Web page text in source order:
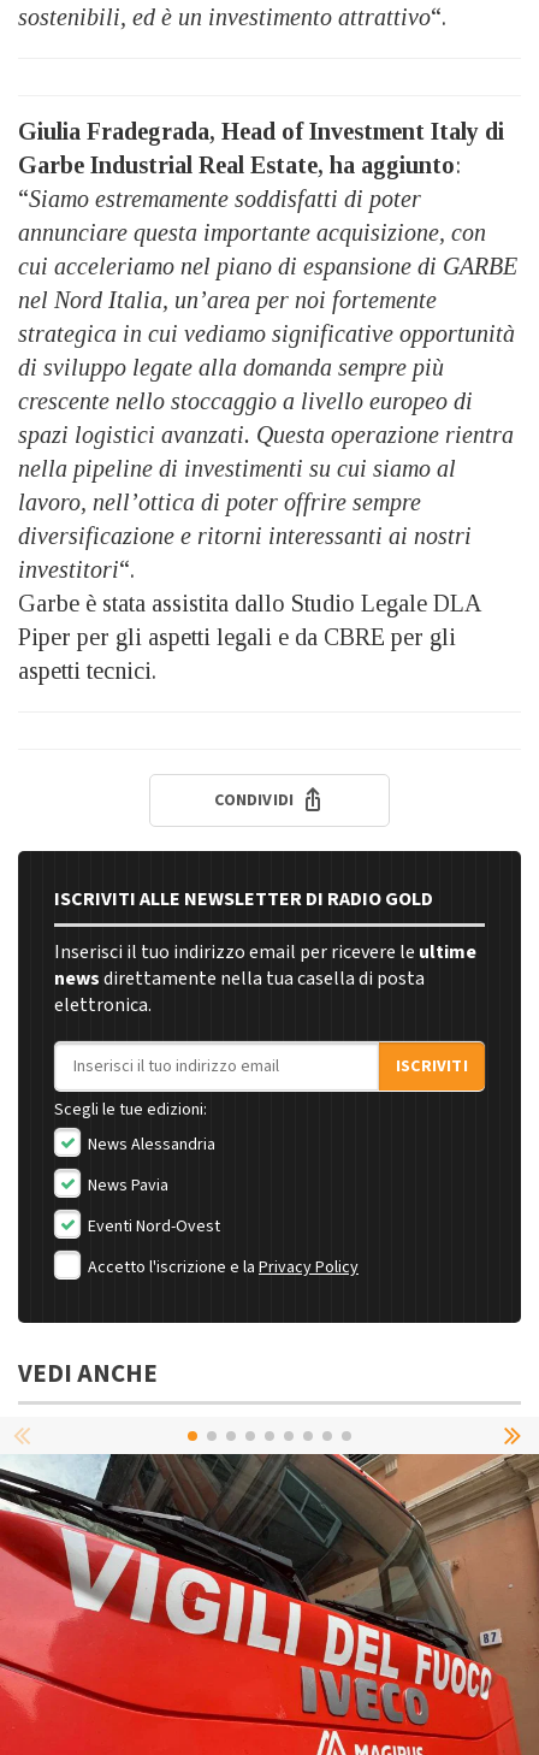
sostenibili, ed è un investimento attrattivo“.
Giulia Fradegrada, Head of Investment Italy di
Garbe Industrial Real Estate, ha aggiunto:
“Siamo estremamente soddisfatti di poter
annunciare questa importante acquisizione, con
cui acceleriamo nel piano di espansione di GARBE
nel Nord Italia, un’area per noi fortemente
strategica in cui vediamo significative opportunità
di sviluppo legate alla domanda sempre più
crescente nello stoccaggio a livello europeo di
spazi logistici avanzati. Questa operazione rientra
nella pipeline di investimenti su cui siamo al
lavoro, nell’ottica di poter offrire sempre
diversificazione e ritorni interessanti ai nostri
investitori“.
Garbe è stata assistita dallo Studio Legale DLA
Piper per gli aspetti legali e da CBRE per gli
aspetti tecnici.
CONDIVIDI
ISCRIVITI ALLE NEWSLETTER DI RADIO GOLD
Inserisci il tuo indirizzo email per ricevere le ultime
newsdirettamente nella tua casella di posta
elettronica.
Indirizzo email
ISCRIVITI
Scegli le tue edizioni:
News Alessandria
News Pavia
Eventi Nord-Ovest
Accetto l'iscrizione e la Privacy Policy
VEDI ANCHE